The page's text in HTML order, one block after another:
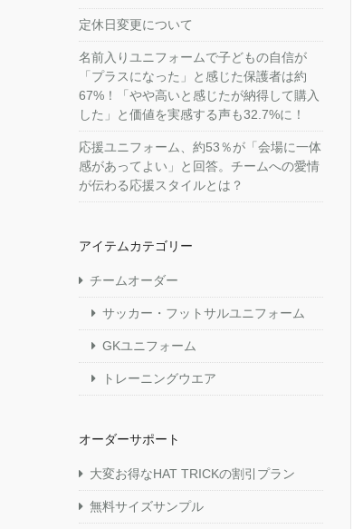
定休日変更について
名前入りユニフォームで子どもの自信が
「プラスになった」と感じた保護者は約
67%！「やや高いと感じたが納得して購入
した」と価値を実感する声も32.7%に！
応援ユニフォーム、約53％が「会場に一体
感があってよい」と回答。チームへの愛情
が伝わる応援スタイルとは？
アイテムカテゴリー
チームオーダー
サッカー・フットサルユニフォーム
GKユニフォーム
トレーニングウエア
オーダーサポート
大変お得なHAT TRICKの割引プラン
無料サイズサンプル